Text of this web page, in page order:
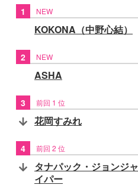
1 NEW
KOKONA（中野心結）
2 NEW
ASHA
3 前回 1 位
花岡すみれ
4 前回 2 位
タナパック・ジョンジャ
イパー